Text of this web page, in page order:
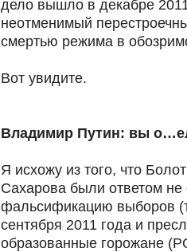
дело вышло в декабре
неотменимый
смертью режима в
Вот увидите.
Владимир Путин: вы
Я исхожу из того, что
Сахарова были ответом не
фальсификацию выборов
сентября 2011 года и
образованные горожане